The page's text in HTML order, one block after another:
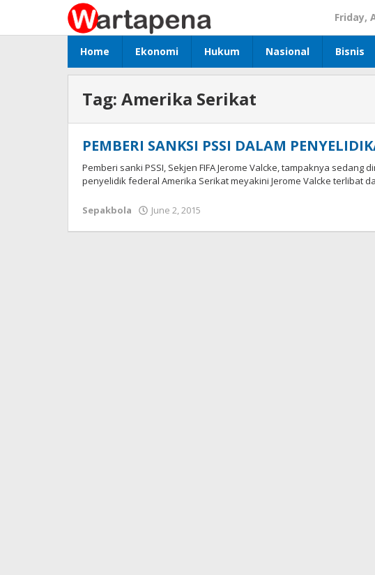
content
Friday,
Home Ekonomi Hukum Nasional Bisnis
Tag: Amerika Serikat
PEMBERI SANKSI PSSI DALAM
Pemberi sanki PSSI, Sekjen FIFA Jerome Valcke, tampaknya sedang
penyelidik federal Amerika Serikat meyakini Jerome Valcke terlibat
Sepakbola June 2, 2015